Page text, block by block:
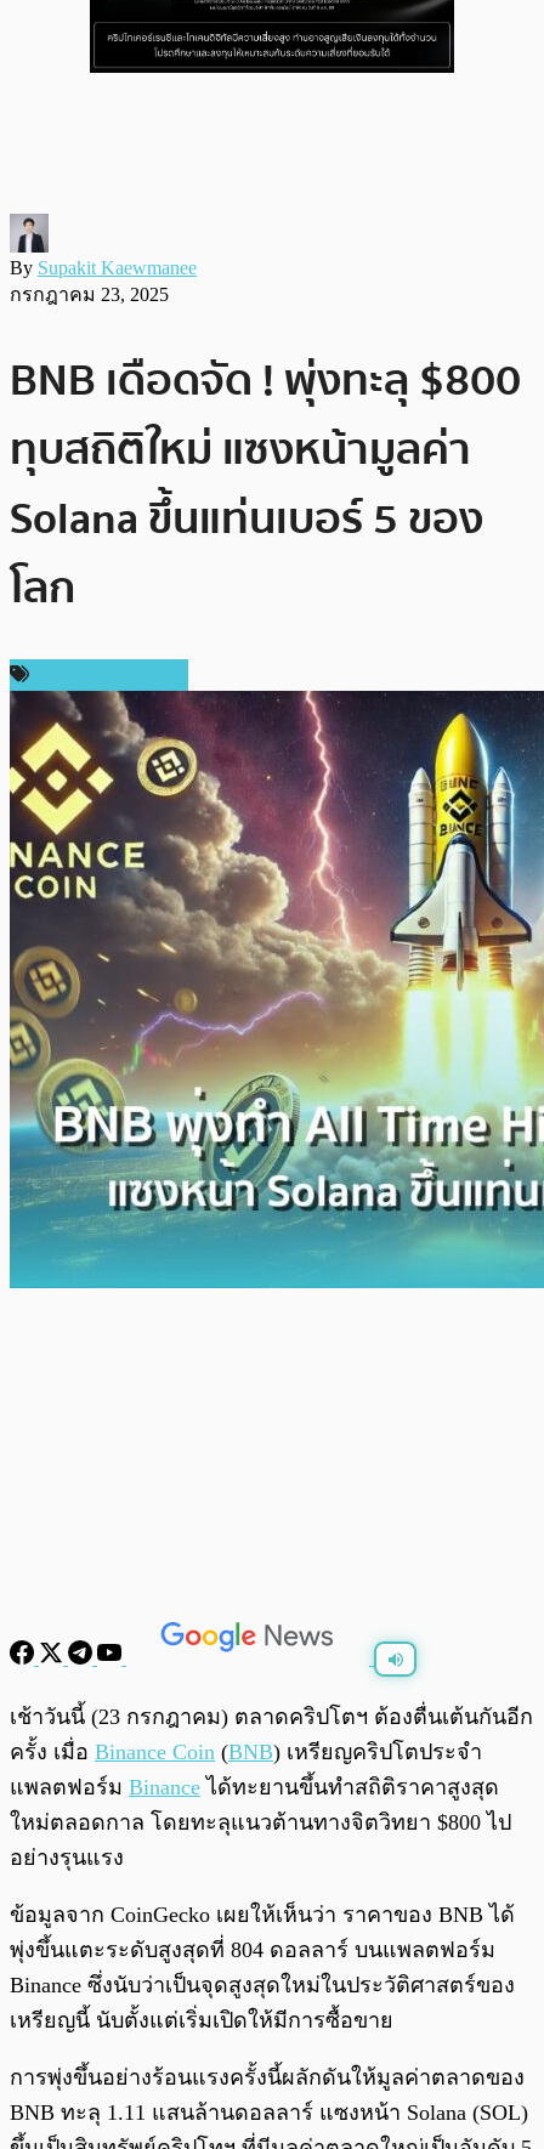
By Supakit Kaewmanee
กรกฎาคม 23, 2025
BNB เดือดจัด ! พุ่งทะลุ $800
ทุบสถิติใหม่ แซงหน้ามูลค่า
Solana ขึ้นแท่นเบอร์ 5 ของ
โลก
พร้อมเล่น 0:00 /0:00
เช้าวันนี้ (23 กรกฎาคม) ตลาดคริปโตฯ ต้องตื่นเต้นกันอีก
ครั้ง เมื่อ Binance Coin (BNB) เหรียญคริปโตประจำ
แพลตฟอร์ม Binance ได้ทะยานขึ้นทำสถิติราคาสูงสุด
ใหม่ตลอดกาล โดยทะลุแนวต้านทางจิตวิทยา $800 ไป
อย่างรุนแรง
ข้อมูลจาก CoinGecko เผยให้เห็นว่า ราคาของ BNB ได้
พุ่งขึ้นแตะระดับสูงสุดที่ 804 ดอลลาร์ บนแพลตฟอร์ม
Binance ซึ่งนับว่าเป็นจุดสูงสุดใหม่ในประวัติศาสตร์ของ
เหรียญนี้ นับตั้งแต่เริ่มเปิดให้มีการซื้อขาย
การพุ่งขึ้นอย่างร้อนแรงครั้งนี้ผลักดันให้มูลค่าตลาดของ
BNB ทะลุ 1.11 แสนล้านดอลลาร์ แซงหน้า Solana (SOL)